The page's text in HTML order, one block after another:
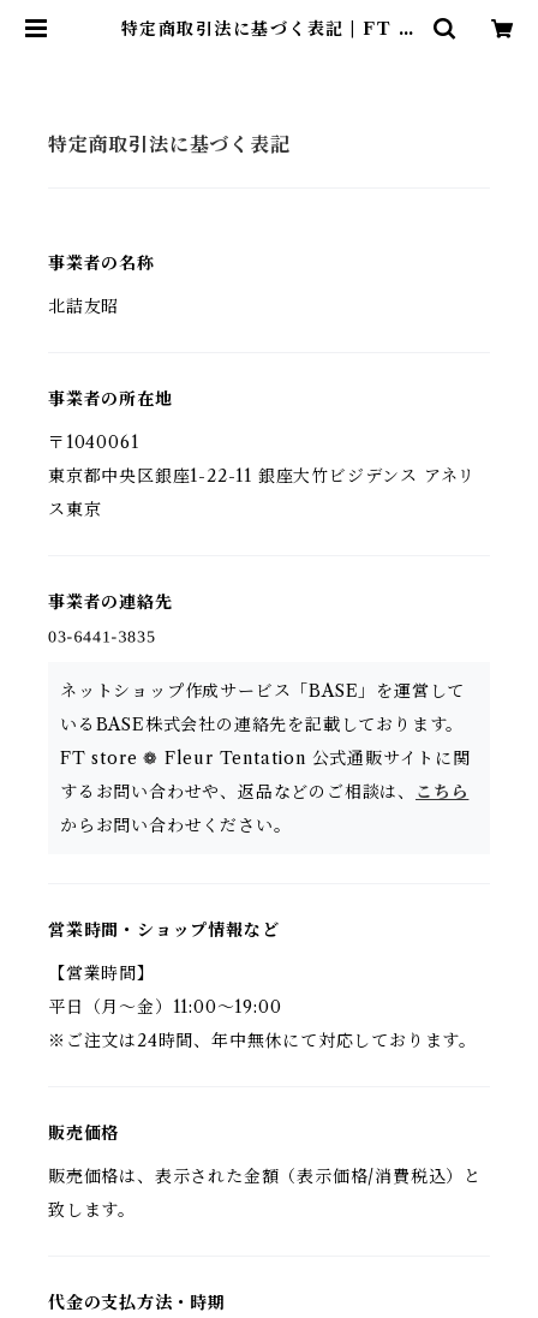
特定商取引法に基づく表記 | FT st
特定商取引法に基づく表記
事業者の名称
北詰友昭
事業者の所在地
〒1040061
東京都中央区銀座1-22-11 銀座大竹ビジデンス アネリ
ス東京
事業者の連絡先
ネットショップ作成サービス「BASE」を運営して
いるBASE株式会社の連絡先を記載しております。
FT store ❁ Fleur Tentation 公式通販サイトに関
するお問い合わせや、返品などのご相談は、
こちら
からお問い合わせください。
営業時間・ショップ情報など
【営業時間】
平日（月〜金）11:00〜19:00
※ご注文は24時間、年中無休にて対応しております。
販売価格
販売価格は、表示された金額（表示価格/消費税込）と
致します。
代金の支払方法・時期